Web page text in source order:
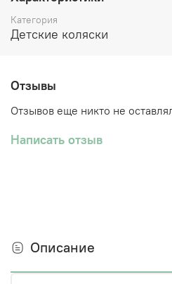
Категория
Детские коляски
Отзывы
Отзывов еще никто не
Написать отзыв
Описание